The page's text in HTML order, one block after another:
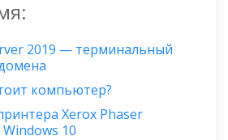
2019 — терминальный
компьютер?
Xerox Phaser
10